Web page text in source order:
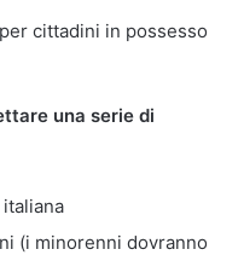
cittadini in possesso
una serie di
(i minorenni dovranno